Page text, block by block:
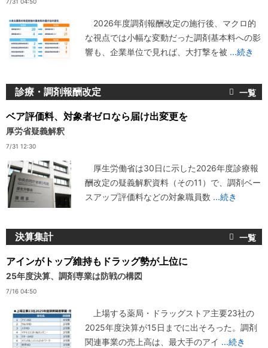
2026年度調剤報酬改定の施行後、マクロ的
な視点では小幅な変動だった調剤基本料への影
響も、企業単位で見れば、大打撃を被 ...続き
診療・調剤報酬改定
ベア評価料、対象者ゼロなら届け出変更を
厚労省疑義解釈
7/31 12:30
厚生労働省は30日に示した2026年度診療報
酬改定の疑義解釈資料（その11）で、調剤ベー
スアップ評価料などの対象職員数 ...続き
決算集計
アインがトップ維持もドラッグ勢が上位に
25年度決算、調剤専業は防戦の構図
7/16 04:50
上場する薬局・ドラッグストア主要23社の
2025年度決算が15日までに出そろった。調剤
関連事業の売上高は、最大手のアイ ...続き